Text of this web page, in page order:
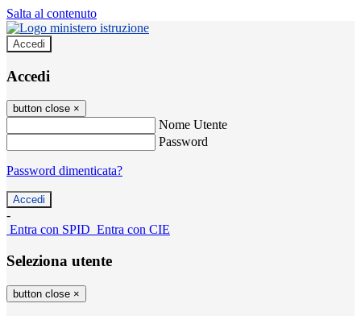
Salta al contenuto
Accedi
Accedi
button close ×
Nome Utente
Password
Password dimenticata?
-
Entra con SPID Entra con CIE
Seleziona utente
button close ×